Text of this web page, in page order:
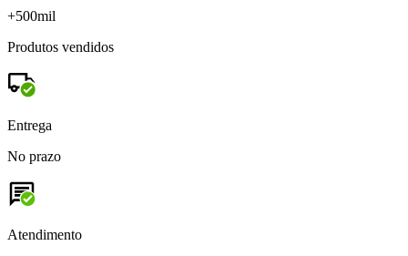
+500mil
Produtos vendidos
Entrega
No prazo
Atendimento